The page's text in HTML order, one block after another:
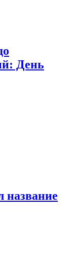
День
название